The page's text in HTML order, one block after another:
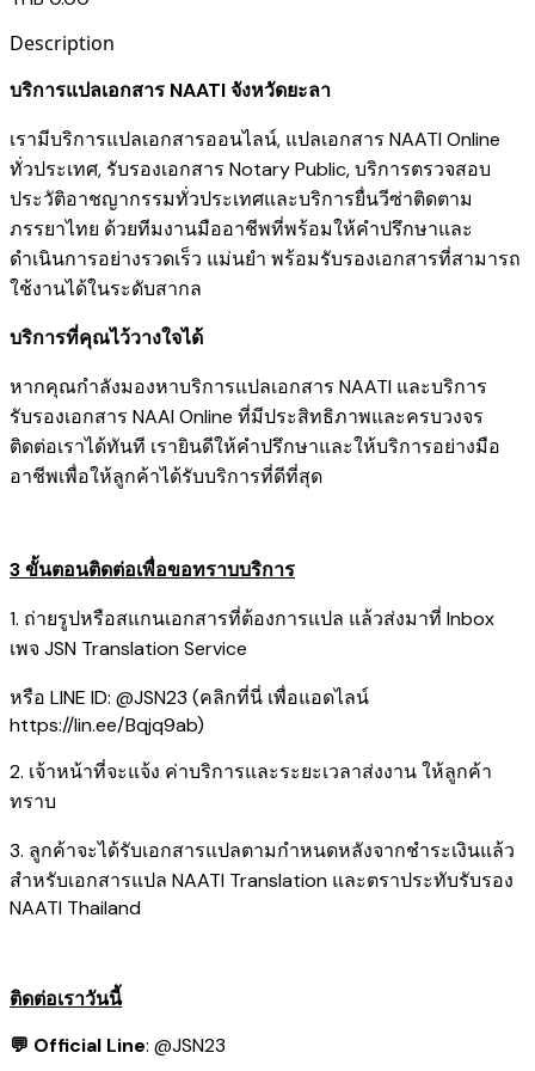
Description
บริการแปลเอกสาร NAATI จังหวัดยะลา
เรามีบริการแปลเอกสารออนไลน์, แปลเอกสาร NAATI Online
ทั่วประเทศ, รับรองเอกสาร Notary Public,บริการตรวจสอบ
ประวัติอาชญากรรมทั่วประเทศและบริการยื่นวีซ่าติดตาม
ภรรยาไทย ด้วยทีมงานมืออาชีพที่พร้อมให้คำปรึกษาและ
ดำเนินการอย่างรวดเร็ว แม่นยำ พร้อมรับรองเอกสารที่สามารถ
ใช้งานได้ในระดับสากล
บริการที่คุณไว้วางใจได้
หากคุณกำลังมองหาบริการแปลเอกสาร NAATI และบริการ
รับรองเอกสาร NAAI Online ที่มีประสิทธิภาพและครบวงจร
ติดต่อเราได้ทันที เรายินดีให้คำปรึกษาและให้บริการอย่างมือ
อาชีพเพื่อให้ลูกค้าได้รับบริการที่ดีที่สุด
3 ขั้นตอนติดต่อเพื่อขอทราบบริการ
1. ถ่ายรูปหรือสแกนเอกสารที่ต้องการแปล แล้วส่งมาที่ Inbox
เพจ JSN Translation Service
หรือ LINE ID: @JSN23 (คลิกที่นี่ เพื่อแอดไลน์
https://lin.ee/Bqjq9ab)
2. เจ้าหน้าที่จะแจ้ง ค่าบริการและระยะเวลาส่งงาน ให้ลูกค้า
ทราบ
3. ลูกค้าจะได้รับเอกสารแปลตามกำหนดหลังจากชำระเงินแล้ว
สำหรับเอกสารแปล NAATI Translation และตราประทับรับรอง
NAATI Thailand
ติดต่อเราวันนี้
💬 Official Line: @JSN23